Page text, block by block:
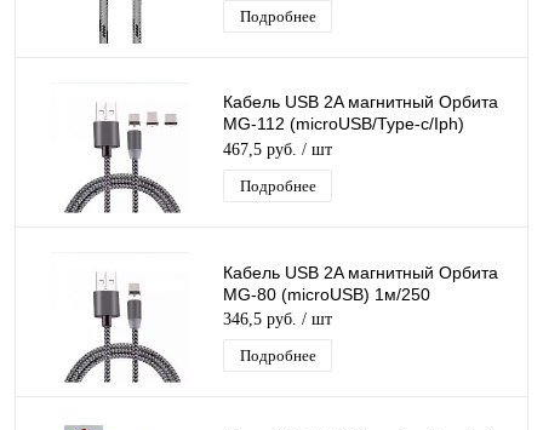
Подробнее
Кабель USB 2A магнитный Орбита
MG-112 (microUSB/Type-c/Iph)
1м/250
467,5 руб. / шт
Подробнее
Кабель USB 2A магнитный Орбита
MG-80 (microUSB) 1м/250
346,5 руб. / шт
Подробнее